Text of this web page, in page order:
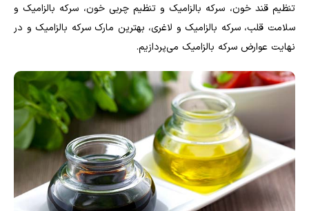
تنظیم قند خون، سرکه بالزامیک و تنظیم چربی خون، سرکه بالزامیک و
سلامت قلب، سرکه بالزامیک و لاغری، بهترین مارک سرکه بالزامیک و در
نهایت عوارض سرکه بالزامیک می‌پردازیم.